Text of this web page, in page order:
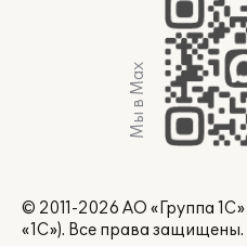
Мы в Max
© 2011-2026 АО «Группа
«1С»). Все права защищены.